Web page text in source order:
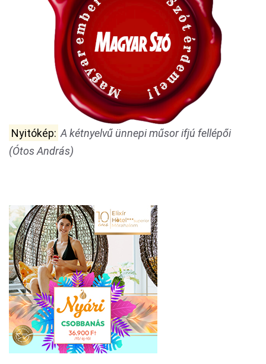
Nyitókép: A kétnyelvű ünnepi műsor ifjú fellépői
(Ótos András)